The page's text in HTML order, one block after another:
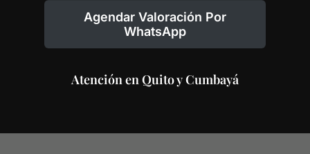
Agendar Valoración Por
WhatsApp
Atención en Quito y Cumbayá